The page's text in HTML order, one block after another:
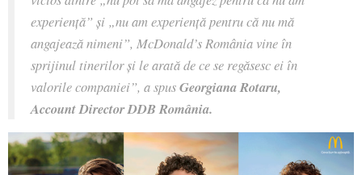
experiență” și „nu am experiență pentru că nu mă
angajează nimeni”, McDonald’s România vine în
sprijinul tinerilor și le arată de ce se regăsesc ei în
valorile companiei”, a spusGeorgiana Rotaru,
Account Director DDB România.